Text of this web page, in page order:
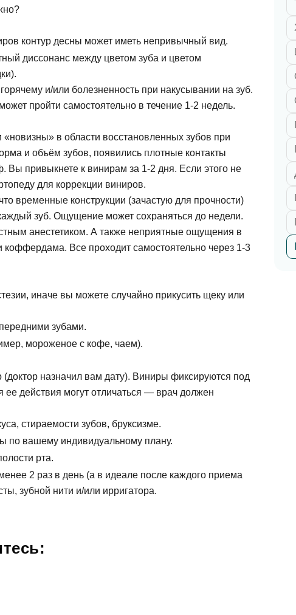
Имплантация передних
Имплантация нижней
Имплантация верхней
виниры
Коронка из диоксида
Керамическая коронка E-
контур десны может иметь непривычный вид.
диссонанс между цветом зуба и цветом
и/или болезненность при накусывании на зуб.
пройти самостоятельно в течение 1-2 недель.
в области восстановленных зубов при
и объём зубов, появились плотные контакты
привыкнете к винирам за 1-2 дня. Если этого не
для коррекции виниров.
временные конструкции (зачастую для прочности)
зуб. Ощущение может сохраняться до недели.
анестетиком. А также неприятные ощущения в
Все проходит самостоятельно через 1-3
иначе вы можете случайно прикусить щеку или
зубами.
мороженое с кофе, чаем).
назначил вам дату). Виниры фиксируются под
действия могут отличаться — врач должен
стираемости зубов, бруксизме.
по вашему индивидуальному плану.
рта.
2 раз в день (а в идеале после каждого приема
зубной нити и/или ирригатора.